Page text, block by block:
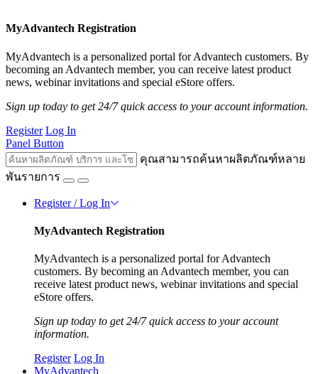
MyAdvantech Registration
MyAdvantech is a personalized portal for Advantech customers. By
becoming an Advantech member, you can receive latest product
news, webinar invitations and special eStore offers.
Sign up today to get 24/7 quick access to your account information.
Register Log In
Panel Button
คุณสามารถค้นหาผลิตภัณฑ์หลาย
พันรายการ
Register / Log In
MyAdvantech Registration
MyAdvantech is a personalized portal for Advantech
customers. By becoming an Advantech member, you can
receive latest product news, webinar invitations and special
eStore offers.
Sign up today to get 24/7 quick access to your account
information.
Register Log In
MyAdvantech